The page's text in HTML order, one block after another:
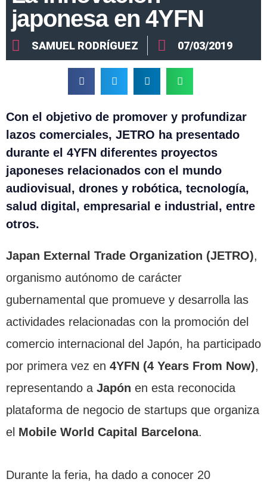
japonesa en 4YFN
SAMUEL RODRÍGUEZ 07/03/2019
Con el objetivo de promover y profundizar
lazos comerciales, JETRO ha presentado
durante el 4YFN diferentes proyectos
japoneses relacionados con el mundo
audiovisual, drones y robótica, tecnología,
salud digital, empresarial e industrial, entre
otros.
Japan External Trade Organization (JETRO),
organismo autónomo de carácter
gubernamental que promueve y desarrolla las
actividades relacionadas con la promoción del
comercio internacional del Japón, ha participado
por primera vez en 4YFN (4 Years From Now),
representando a Japón en esta reconocida
plataforma de negocio de startups que organiza
el Mobile World Capital Barcelona.
Durante la feria, ha dado a conocer 20